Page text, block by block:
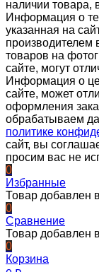
наличии товара,
Информация о
указанная на
производителем
товаров на
сайте, могут
Информация о
сайте, может
оформления
обрабатываем
политике
сайт, вы
просим вас не
0
Избранные
Товар добавлен
0
Сравнение
Товар добавлен
0
Корзина